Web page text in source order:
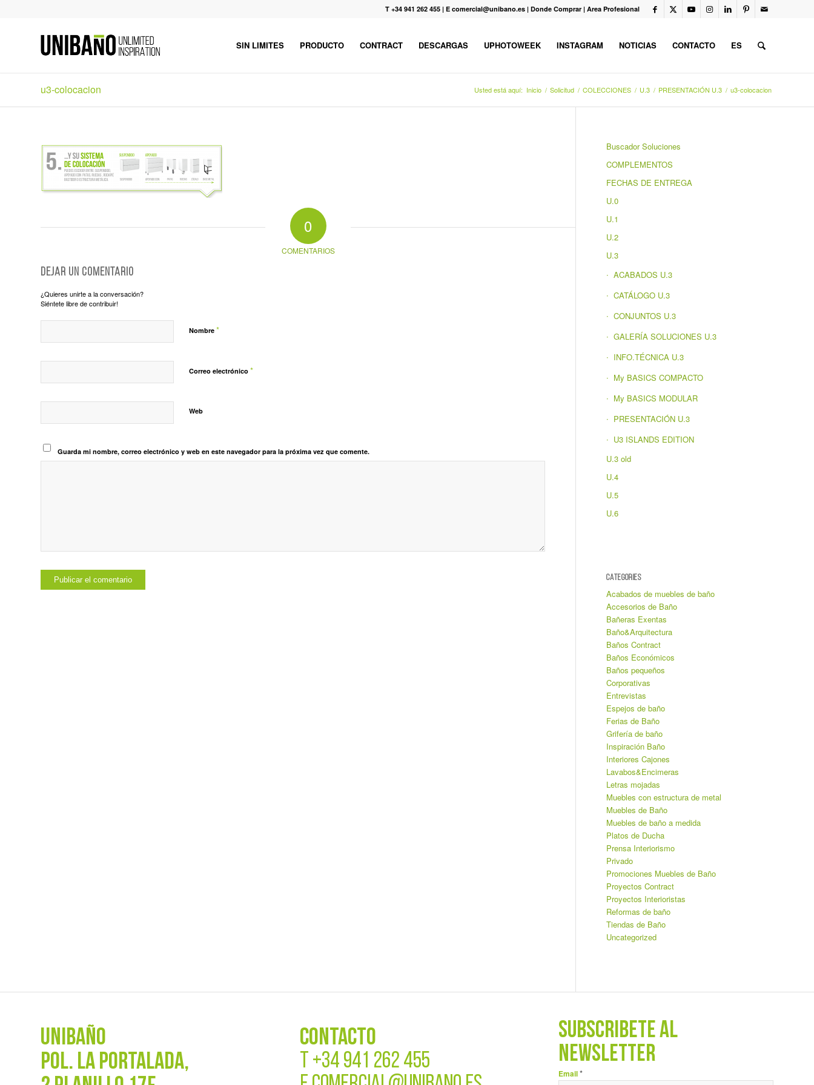
T +34 941 262 455 | E comercial@unibano.es | Donde Comprar | Area Profesional
SIN LIMITES PRODUCTO CONTRACT DESCARGAS UPHOTOWEEK INSTAGRAM NOTICIAS CONTACTO ES
u3-colocacion Usted está aquí: Inicio / Solicitud / COLECCIONES / U.3 / PRESENTACIÓN U.3 / u3-colocacion
0
COMENTARIOS
Dejar un comentario
¿Quieres unirte a la conversación?
Siéntete libre de contribuir!
Nombre *
Correo electrónico *
Web
Guarda mi nombre, correo electrónico y web en este navegador para la próxima vez que comente.
Buscador Soluciones
COMPLEMENTOS
FECHAS DE ENTREGA
U.0
U.1
U.2
U.3
ACABADOS U.3
CATÁLOGO U.3
CONJUNTOS U.3
GALERÍA SOLUCIONES U.3
INFO.TÉCNICA U.3
My BASICS COMPACTO
My BASICS MODULAR
PRESENTACIÓN U.3
U3 ISLANDS EDITION
U.3 old
U.4
U.5
U.6
CATEGORIES
Acabados de muebles de baño
Accesorios de Baño
Bañeras Exentas
Baño&Arquitectura
Baños Contract
Baños Económicos
Baños pequeños
Corporativas
Entrevistas
Espejos de baño
Ferias de Baño
Grifería de baño
Inspiración Baño
Interiores Cajones
Lavabos&Encimeras
Letras mojadas
Muebles con estructura de metal
Muebles de Baño
Muebles de baño a medida
Platos de Ducha
Prensa Interiorismo
Privado
Promociones Muebles de Baño
Proyectos Contract
Proyectos Interioristas
Reformas de baño
Tiendas de Baño
Uncategorized
UNIBAÑO
POL. La Portalada,
CONTACTO
T +34 941 262 455
SUBSCRÍBETE AL
NEWSLETTER
Email*